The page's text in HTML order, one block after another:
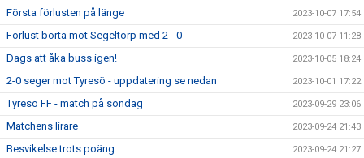
Första förlusten på länge 2023-10-07 17:54
Förlust borta mot Segeltorp med 2 - 0 2023-10-07 11:28
Dags att åka buss igen! 2023-10-05 18:24
2-0 seger mot Tyresö - uppdatering se nedan 2023-10-01 17:22
Tyresö FF - match på söndag 2023-09-29 23:06
Matchens lirare 2023-09-24 21:43
Besvikelse trots poäng... 2023-09-24 21:27